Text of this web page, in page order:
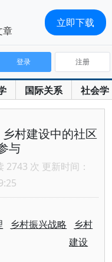
国际关系 社会学
登录 注册
村建设中的社区
与
2743 次 更新时间：
乡村振兴战略
乡村
建设
章
立即下载